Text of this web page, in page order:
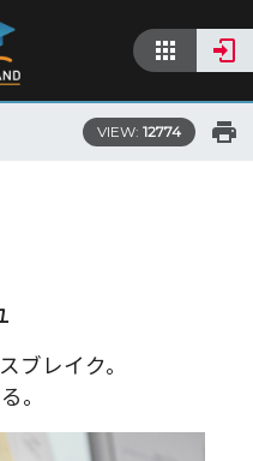
VIEW: 12774
ブレイク。
。